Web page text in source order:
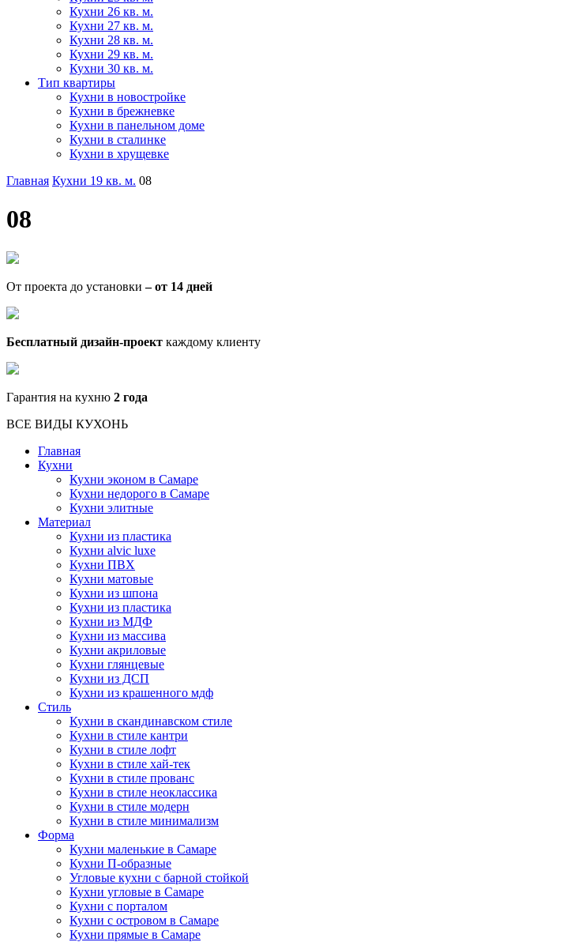
Кухни 26 кв. м.
Кухни 27 кв. м.
Кухни 28 кв. м.
Кухни 29 кв. м.
Кухни 30 кв. м.
Тип квартиры
Кухни в новостройке
Кухни в брежневке
Кухни в панельном доме
Кухни в сталинке
Кухни в хрущевке
Главная Кухни 19 кв. м. 08
08
От проекта до установки– от 14 дней
Бесплатный дизайн-проект каждому клиенту
Гарантия на кухню 2 года
ВСЕ ВИДЫ КУХОНЬ
Главная
Кухни
Кухни эконом в Самаре
Кухни недорого в Самаре
Кухни элитные
Материал
Кухни из пластика
Кухни alvic luxe
Кухни ПВХ
Кухни матовые
Кухни из шпона
Кухни из пластика
Кухни из МДФ
Кухни из массива
Кухни акриловые
Кухни глянцевые
Кухни из ДСП
Кухни из крашенного мдф
Стиль
Кухни в скандинавском стиле
Кухни в стиле кантри
Кухни в стиле лофт
Кухни в стиле хай-тек
Кухни в стиле прованс
Кухни в стиле неоклассика
Кухни в стиле модерн
Кухни в стиле минимализм
Форма
Кухни маленькие в Самаре
Кухни П-образные
Угловые кухни с барной стойкой
Кухни угловые в Самаре
Кухни с порталом
Кухни с островом в Самаре
Кухни прямые в Самаре